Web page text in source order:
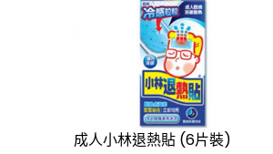
成人小林退熱貼 (6片裝)